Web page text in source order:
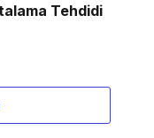
Tehdidi